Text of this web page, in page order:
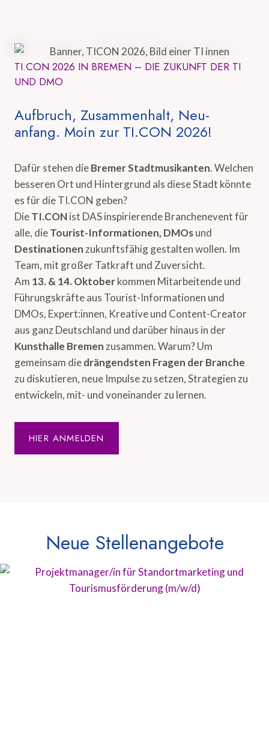
TI.CON 2026 IN BREMEN – DIE ZUKUNFT DER TI
UND DMO
Aufbruch, Zusammenhalt, Neu-
anfang. Moin zur TI.CON 2026!
Dafür stehen dieBremer Stadtmusikanten. Welchen
besseren Ort und Hintergrund als diese Stadt könnte
es für die TI.CON geben?
DieTI.CONist DAS inspirierende Branchenevent für
alle, dieTourist-Informationen, DMOsund
Destinationen zukunftsfähig gestalten wollen. Im
Team, mit großer Tatkraft und Zuversicht.
Am 13. & 14. Oktoberkommen Mitarbeitende und
Führungskräfte aus Tourist-Informationen und
DMOs, Expert:innen, Kreative und Content-Creator
aus ganz Deutschland und darüber hinaus in der
Kunsthalle Bremen zusammen. Warum? Um
gemeinsam diedrängendsten Fragen der Branche
zu diskutieren, neue Impulse zu setzen, Strategien zu
entwickeln, mit- und voneinander zu lernen.
HIER ANMELDEN
Neue Stellenangebote